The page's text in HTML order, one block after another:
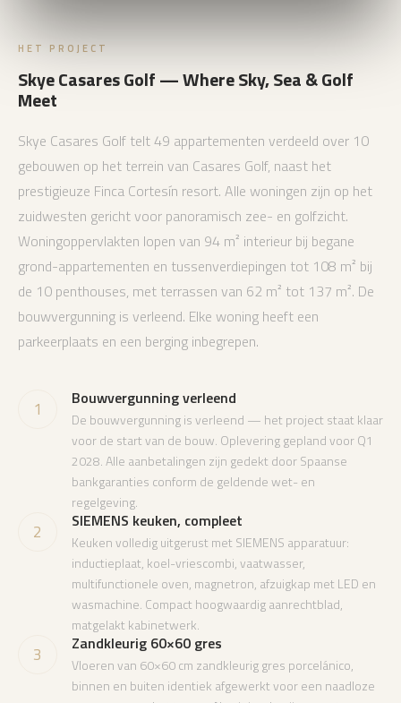
HET PROJECT
Skye Casares Golf — Where Sky, Sea & Golf
Meet
Skye Casares Golf telt 49 appartementen verdeeld over 10
gebouwen op het terrein van Casares Golf, naast het
prestigieuze Finca Cortesín resort. Alle woningen zijn op het
zuidwesten gericht voor panoramisch zee- en golfzicht.
Woningoppervlakten lopen van 94 m² interieur bij begane
grond-appartementen en tussenverdiepingen tot 108 m² bij
de 10 penthouses, met terrassen van 62 m² tot 137 m². De
bouwvergunning is verleend. Elke woning heeft een
parkeerplaats en een berging inbegrepen.
1 Bouwvergunning verleend
De bouwvergunning is verleend — het project staat klaar
voor de start van de bouw. Oplevering gepland voor Q1
2028. Alle aanbetalingen zijn gedekt door Spaanse
bankgaranties conform de geldende wet- en
regelgeving.
2 SIEMENS keuken, compleet
Keuken volledig uitgerust met SIEMENS apparatuur:
inductieplaat, koel-vriescombi, vaatwasser,
multifunctionele oven, magnetron, afzuigkap met LED en
wasmachine. Compact hoogwaardig aanrechtblad,
matgelakt kabinetwerk.
3 Zandkleurig 60×60 gres
Vloeren van 60×60 cm zandkleurig gres porcelánico,
binnen en buiten identiek afgewerkt voor een naadloze